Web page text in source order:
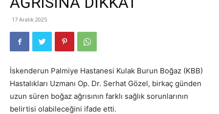
17 Aralık 2025
İskenderun Palmiye Hastanesi Kulak Burun Boğaz (KBB)
Hastalıkları Uzmanı Op. Dr. Serhat Gözel, birkaç günden
uzun süren boğaz ağrısının farklı sağlık sorunlarının
belirtisi olabileceğini ifade etti.